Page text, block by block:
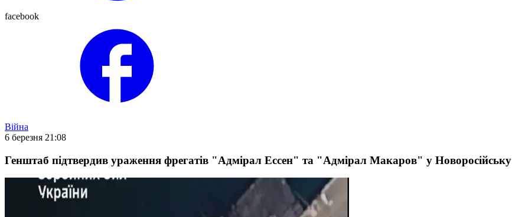
facebook
Війна
6 березня 21:08
Генштаб підтвердив ураження фрегатів "Адмірал Ессен" та "Адмірал Макаров" у Новоросійську